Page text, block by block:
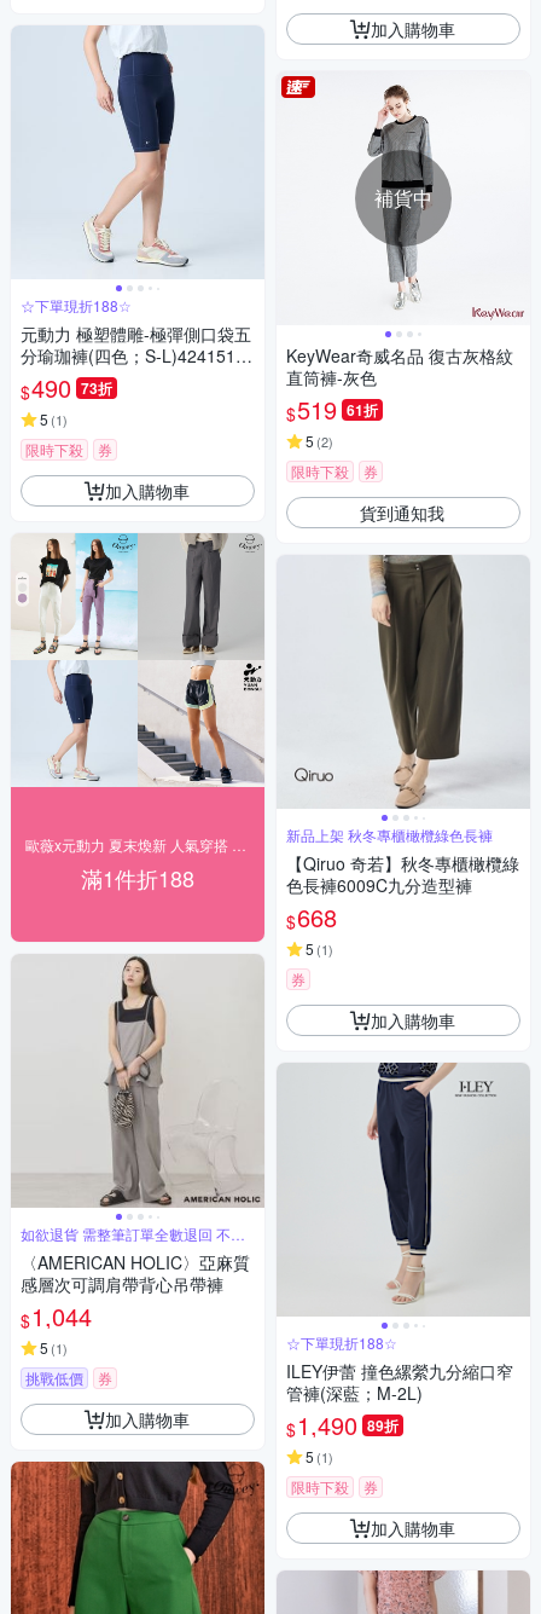
☆下單現折188☆
元動力 極塑體雕-極彈側口袋五
分瑜珈褲(四色；S-L)42415160
08
$490 73折
5 (1)
限時下殺 券
加入購物車
滿1件折188
如欲退貨 需整筆訂單全數退回 不能
單退
〈AMERICAN HOLIC〉亞麻質
感層次可調肩帶背心吊帶褲
$1,044
5 (1)
挑戰低價 券
加入購物車
加入購物車
補貨中
KeyWear奇威名品 復古灰格紋
直筒褲-灰色
$519 61折
5 (2)
限時下殺 券
貨到通知我
新品上架 秋冬專櫃橄欖綠色長褲
【Qiruo 奇若】秋冬專櫃橄欖綠
色長褲6009C九分造型褲
$668
5 (1)
券
加入購物車
☆下單現折188☆
ILEY伊蕾 撞色縲縈九分縮口窄
管褲(深藍；M-2L)
$1,490 89折
5 (1)
限時下殺 券
加入購物車